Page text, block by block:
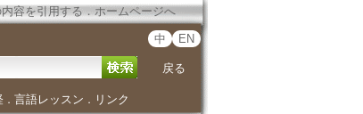
容を引用する ． ホームページへ
中 EN
戻る
． 言語レッスン ． リンク